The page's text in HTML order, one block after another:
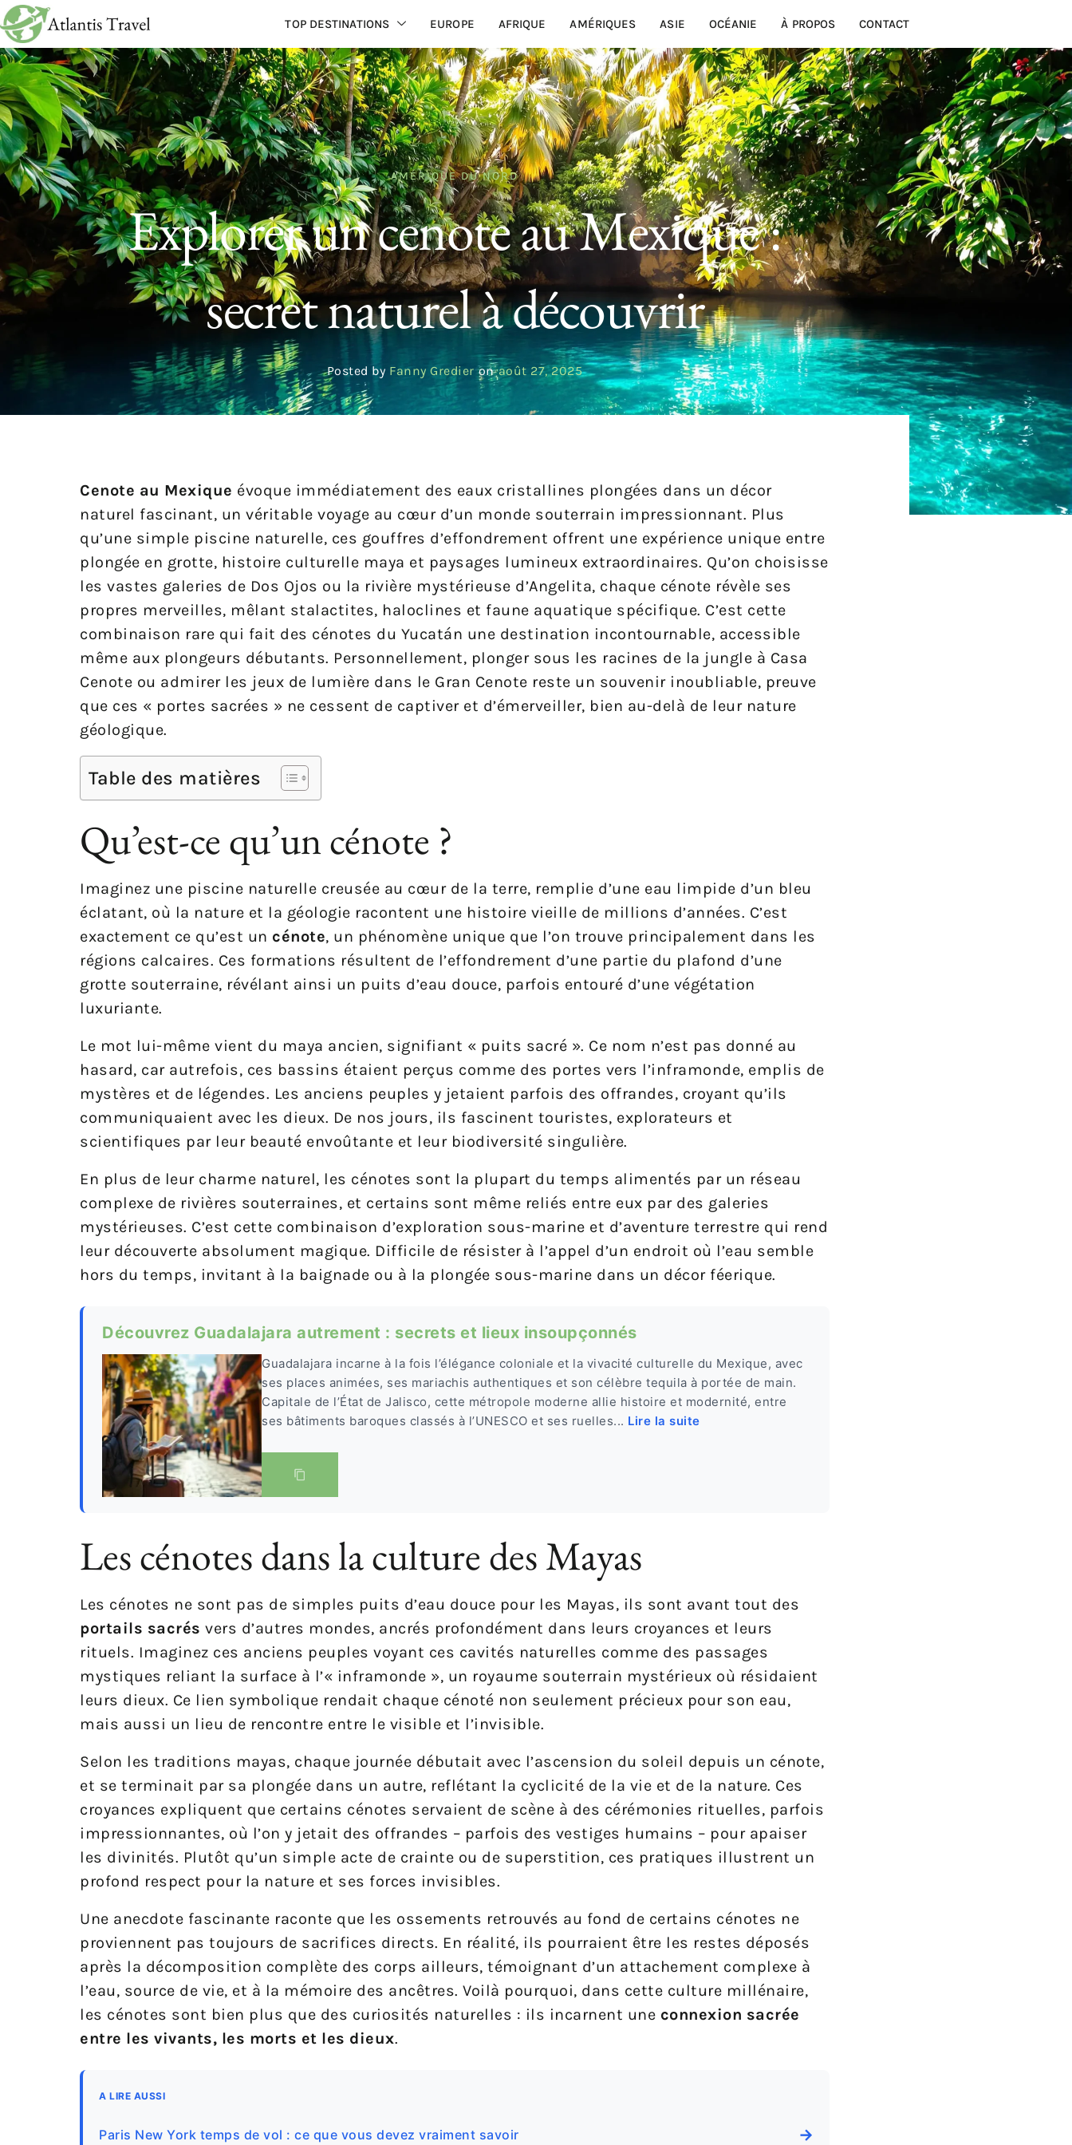
TOP DESTINATIONS EUROPE AFRIQUE AMÉRIQUES ASIE OCÉANIE À PROPOS CONTACT
AMÉRIQUE DU NORD
Explorer un cenote au Mexique :
secret naturel à découvrir
Posted by Fanny Gredier on août 27, 2025
Cenote au Mexique évoque immédiatement des eaux cristallines plongées dans un décor
naturel fascinant, un véritable voyage au cœur d’un monde souterrain impressionnant. Plus
qu’une simple piscine naturelle, ces gouffres d’effondrement offrent une expérience unique entre
plongée en grotte, histoire culturelle maya et paysages lumineux extraordinaires. Qu’on choisisse
les vastes galeries de Dos Ojos ou la rivière mystérieuse d’Angelita, chaque cénote révèle ses
propres merveilles, mêlant stalactites, haloclines et faune aquatique spécifique. C’est cette
combinaison rare qui fait des cénotes du Yucatán une destination incontournable, accessible
même aux plongeurs débutants. Personnellement, plonger sous les racines de la jungle à Casa
Cenote ou admirer les jeux de lumière dans le Gran Cenote reste un souvenir inoubliable, preuve
que ces « portes sacrées » ne cessent de captiver et d’émerveiller, bien au-delà de leur nature
géologique.
Table des matières
Qu’est-ce qu’un cénote ?
Imaginez une piscine naturelle creusée au cœur de la terre, remplie d’une eau limpide d’un bleu
éclatant, où la nature et la géologie racontent une histoire vieille de millions d’années. C’est
exactement ce qu’est un cénote, un phénomène unique que l’on trouve principalement dans les
régions calcaires. Ces formations résultent de l’effondrement d’une partie du plafond d’une
grotte souterraine, révélant ainsi un puits d’eau douce, parfois entouré d’une végétation
luxuriante.
Le mot lui-même vient du maya ancien, signifiant « puits sacré ». Ce nom n’est pas donné au
hasard, car autrefois, ces bassins étaient perçus comme des portes vers l’inframonde, emplis de
mystères et de légendes. Les anciens peuples y jetaient parfois des offrandes, croyant qu’ils
communiquaient avec les dieux. De nos jours, ils fascinent touristes, explorateurs et
scientifiques par leur beauté envoûtante et leur biodiversité singulière.
En plus de leur charme naturel, les cénotes sont la plupart du temps alimentés par un réseau
complexe de rivières souterraines, et certains sont même reliés entre eux par des galeries
mystérieuses. C’est cette combinaison d’exploration sous-marine et d’aventure terrestre qui rend
leur découverte absolument magique. Difficile de résister à l’appel d’un endroit où l’eau semble
hors du temps, invitant à la baignade ou à la plongée sous-marine dans un décor féerique.
Découvrez Guadalajara autrement : secrets et lieux insoupçonnés
Guadalajara incarne à la fois l’élégance coloniale et la vivacité culturelle du Mexique, avec
ses places animées, ses mariachis authentiques et son célèbre tequila à portée de main.
Capitale de l’État de Jalisco, cette métropole moderne allie histoire et modernité, entre
ses bâtiments baroques classés à l’UNESCO et ses ruelles... Lire la suite
Les cénotes dans la culture des Mayas
Les cénotes ne sont pas de simples puits d’eau douce pour les Mayas, ils sont avant tout des
portails sacrés vers d’autres mondes, ancrés profondément dans leurs croyances et leurs
rituels. Imaginez ces anciens peuples voyant ces cavités naturelles comme des passages
mystiques reliant la surface à l’« inframonde », un royaume souterrain mystérieux où résidaient
leurs dieux. Ce lien symbolique rendait chaque cénoté non seulement précieux pour son eau,
mais aussi un lieu de rencontre entre le visible et l’invisible.
Selon les traditions mayas, chaque journée débutait avec l’ascension du soleil depuis un cénote,
et se terminait par sa plongée dans un autre, reflétant la cyclicité de la vie et de la nature. Ces
croyances expliquent que certains cénotes servaient de scène à des cérémonies rituelles, parfois
impressionnantes, où l’on y jetait des offrandes – parfois des vestiges humains – pour apaiser
les divinités. Plutôt qu’un simple acte de crainte ou de superstition, ces pratiques illustrent un
profond respect pour la nature et ses forces invisibles.
Une anecdote fascinante raconte que les ossements retrouvés au fond de certains cénotes ne
proviennent pas toujours de sacrifices directs. En réalité, ils pourraient être les restes déposés
après la décomposition complète des corps ailleurs, témoignant d’un attachement complexe à
l’eau, source de vie, et à la mémoire des ancêtres. Voilà pourquoi, dans cette culture millénaire,
les cénotes sont bien plus que des curiosités naturelles : ils incarnent une connexion sacrée
entre les vivants, les morts et les dieux.
A LIRE AUSSI
Paris New York temps de vol : ce que vous devez vraiment savoir →